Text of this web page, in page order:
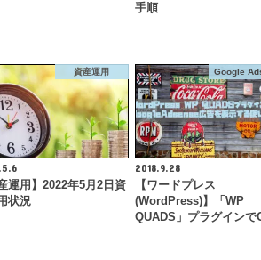
手順
資産運用
運用】2022年5月2日資
状況
Google
2018.9.28
【ワードプレス
(WordPress)】「WP
QUADS」プラグイン